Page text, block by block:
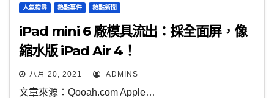
人氣搜尋 熱點事件 熱點新聞
iPad mini 6 廠模具流出：採全面屏，像
縮水版 iPad Air 4！
八月 20, 2021 ADMINS
文章來源：Qooah.com Apple…